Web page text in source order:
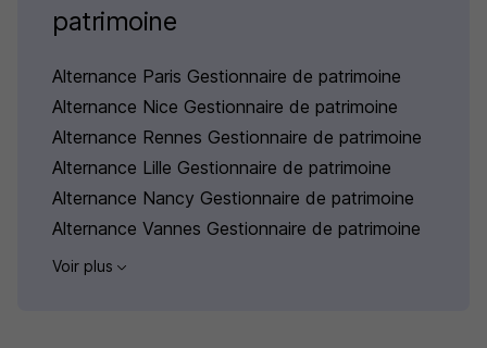
patrimoine
Alternance Paris Gestionnaire de patrimoine
Alternance Nice Gestionnaire de patrimoine
Alternance Rennes Gestionnaire de patrimoine
Alternance Lille Gestionnaire de patrimoine
Alternance Nancy Gestionnaire de patrimoine
Alternance Vannes Gestionnaire de patrimoine
Voir plus